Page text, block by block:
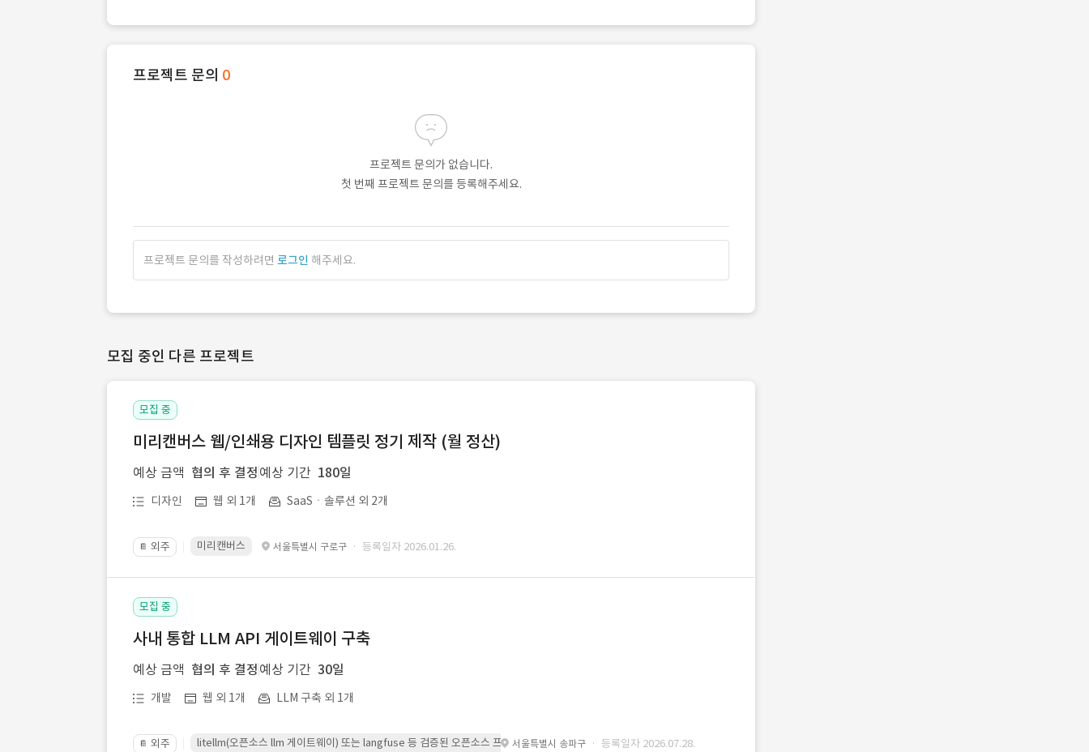
프로젝트 문의 0
프로젝트 문의가 없습니다.
첫 번째 프로젝트 문의를 등록해주세요.
프로젝트 문의를 작성하려면 로그인 해주세요.
모집 중인 다른 프로젝트
모집 중
미리캔버스 웹/인쇄용 디자인 템플릿 정기 제작 (월 정산)
예상 금액 협의 후 결정 예상 기간 180일
디자인 웹 외 1개 SaaSㆍ솔루션 외 2개
📔 외주 미리캔버스 서울특별시 구로구 · 등록일자 2026.01.26.
모집 중
사내 통합 LLM API 게이트웨이 구축
예상 금액 협의 후 결정 예상 기간 30일
개발 웹 외 1개 LLM 구축 외 1개
📔 외주 litellm(오픈소스 llm 게이트웨이) 또는 langfuse 등 검증된 오픈소스 프레임워크를 기반으로 시스템을 구축
서울특별시 송파구 · 등록일자 2026.07.28.